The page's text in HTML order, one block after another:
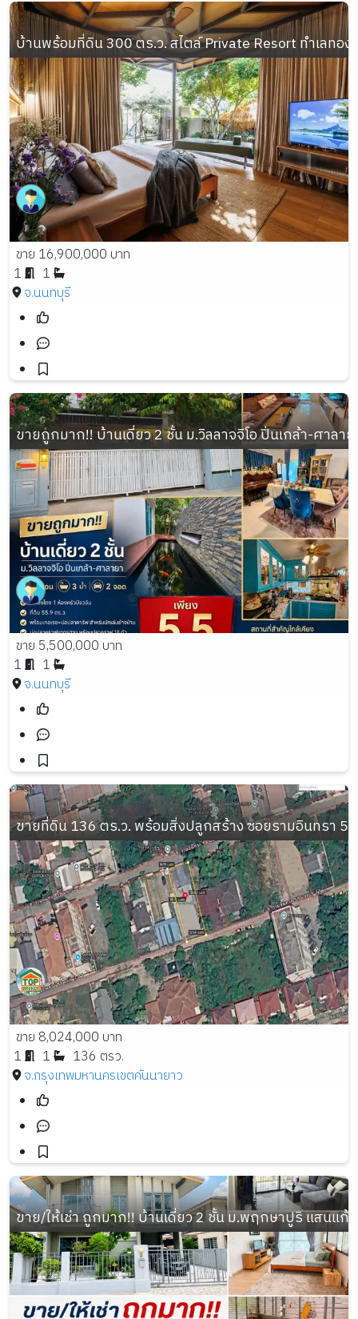
บ้านพร้อมที่ดิน 300 ตร.ว. สไตล์ Private Resort ทำเลทอง
ขาย 16,900,000 บาท
1
1
จ.นนทบุรี
ขายถูกมาก!! บ้านเดี่ยว 2 ชั้น ม.วิลลาจจิโอ ปิ่นเกล้า-ศาลา
ขาย 5,500,000 บาท
1
1
จ.นนทบุรี
ขายที่ดิน 136 ตร.ว. พร้อมสิ่งปลูกสร้าง ซอยรามอินทรา
ขาย 8,024,000 บาท
1
1
136 ตรว.
จ.กรุงเทพมหานครเขตคันนายาว
ขาย/ให้เช่า ถูกมาก!! บ้านเดี่ยว 2 ชั้น ม.พฤกษาปูริ แสนแ